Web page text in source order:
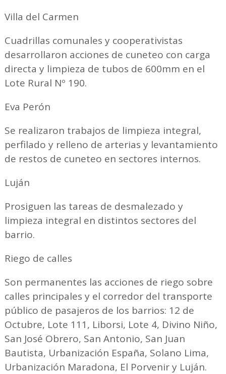
Villa del Carmen
Cuadrillas comunales y cooperativistas
desarrollaron acciones de cuneteo con carga
directa y limpieza de tubos de 600mm en el
Lote Rural Nº 190.
Eva Perón
Se realizaron trabajos de limpieza integral,
perfilado y relleno de arterias y levantamiento
de restos de cuneteo en sectores internos.
Luján
Prosiguen las tareas de desmalezado y
limpieza integral en distintos sectores del
barrio.
Riego de calles
Son permanentes las acciones de riego sobre
calles principales y el corredor del transporte
público de pasajeros de los barrios: 12 de
Octubre, Lote 111, Liborsi, Lote 4, Divino Niño,
San José Obrero, San Antonio, San Juan
Bautista, Urbanización España, Solano Lima,
Urbanización Maradona, El Porvenir y Luján.